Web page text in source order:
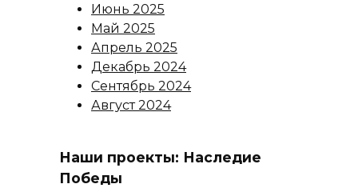
Июнь 2025
Май 2025
Апрель 2025
Декабрь 2024
Сентябрь 2024
Август 2024
Наши проекты: Наследие
Победы